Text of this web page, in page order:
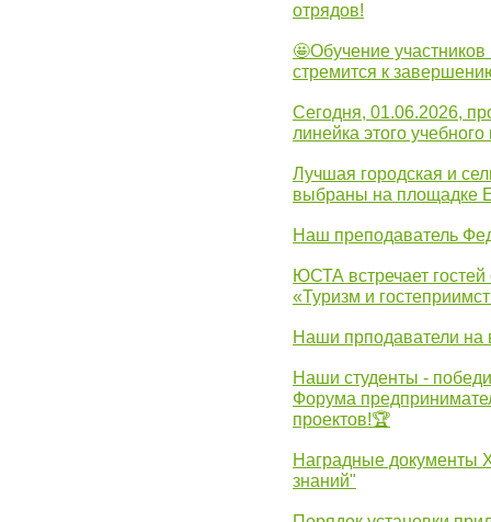
отрядов!
🤩Обучение участников
стремится к
Сегодня, 01.06.2026,
линейка этого учебного
Лучшая городская и
выбраны на площадке
Наш преподаватель
ЮСТА встречает гостей
«Туризм и
Наши прподаватели
Наши студенты -
Форума
проектов!🏆
Наградные документы
знаний"